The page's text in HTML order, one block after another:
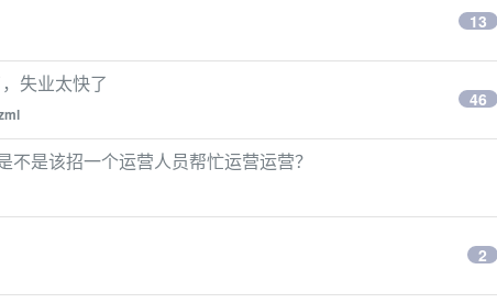
13
失业太快了
46
是该招一个运营人员帮忙运营运营？
2